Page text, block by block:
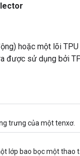
hoặc một lõi
được sử dụng bởi
trưng của một tenxơ.
lớp bao bọc một thao